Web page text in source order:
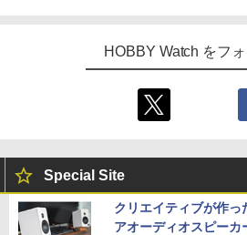
HOBBY Watch をフ
Special Site
クリエイティブが作っ
アオーディオスピーカ